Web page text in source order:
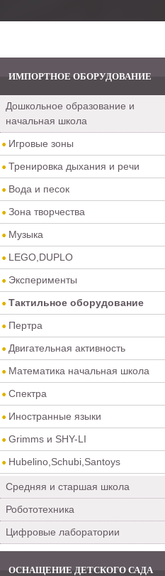
ИМПОРТНОЕ ОБОРУДОВАНИЕ
Дошкольное образование и
начальная школа
Игровые зоны
Тренировка дыхания и речи
Вода и песок
Зона творчества
Музыка
LEGO,DUPLO
Эксперименты
Тактильное оборудование
Пертра
Двигательная активность
Математика начальная школа
Спектра
Иностранные языки
Grimms и SHY-LI
Hubelino,Schubi,Santoys
Средняя и старшая школа
Робототехника
Цифровые лаборатории
ОСНАЩЕНИЕ ДЕТСКОГО САДА